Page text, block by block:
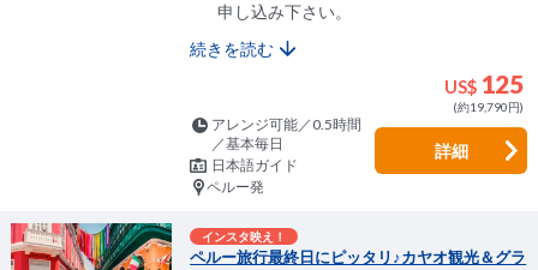
申し込み下さい。
続きを読む
US$ 125
(約19,790円)
アレンジ可能／0.5時間
／基本毎日
日本語ガイド
ペルー発
詳細
インスタ映え！
ペルー旅行最終日にピッタリ♪カヤオ観光＆グラ